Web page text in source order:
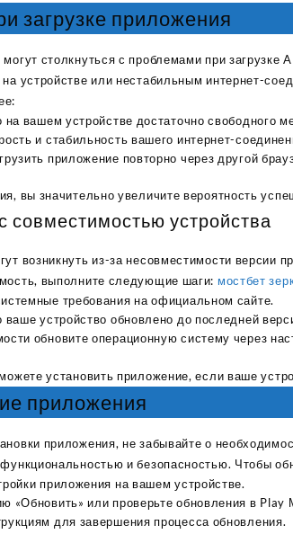
загрузке приложения
столкнуться с проблемами при
устройстве или нестабильным интернет-
на вашем устройстве достаточно свободного
и стабильность вашего интернет-
приложение повторно через другой
вы значительно увеличите вероятность
совместимостью устройства
возникнуть из-за несовместимости
выполните следующие шаги: мостбет
требования на официальном сайте.
ваше устройство обновлено до последней
обновите операционную систему через
установить приложение, если ваше
приложения
приложения, не забывайте о
и безопасностью. Чтобы
приложения на вашем устройстве.
«Обновить» или проверьте обновления в Play
для завершения процесса обновления.